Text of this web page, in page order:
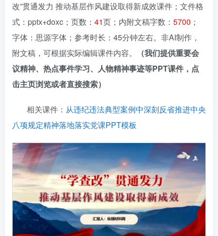
改”贯通发力 推动基层作风建设取得新成效课件；文件格
式：pptx+doxc；页数： 41页；内附文稿字数： 5700 ；
字体：思源字体；参考时长：45分钟左右。非AI制作，
附文稿，可根据实际编辑课件内容。
（我们提供重要会
议精神、热点事件学习、人物精神事迹等PPT课件，点
击主页浏览或者直接搜索）
相关课件： 从违纪违法典型案例中深刻反省推进中央
八项规定精神落地落实党课PPT模板